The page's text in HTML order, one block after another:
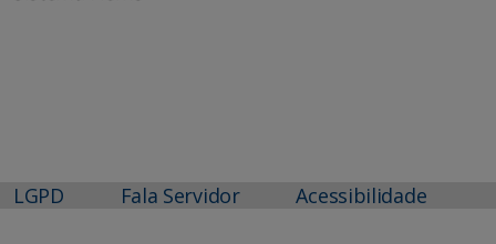
LGPD Fala Servidor Acessibilidade